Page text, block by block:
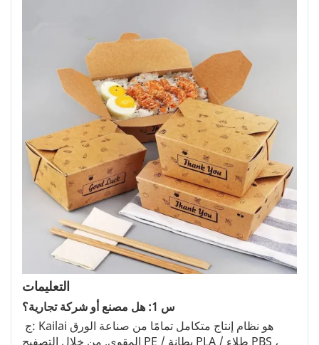
التعليمات
س 1: هل مصنع أو شركة تجارية؟
المقوى. من خلال التصفيح PE / بطانة PLA / طلاء PBS ،